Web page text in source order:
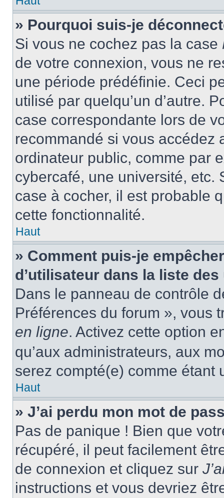
» Pourquoi suis-je
Si vous ne cochez pas la case
de votre connexion, vous ne
une période prédéfinie. Ceci
utilisé par quelqu’un d’autre.
case correspondante lors de
recommandé si vous accédez
ordinateur public, comme par
cybercafé, une université, etc.
case à cocher, il est probable
cette fonctionnalité.
Haut
» Comment puis-je
d’utilisateur dans la liste
Dans le panneau de contrôle
Préférences du forum », vous
en ligne. Activez cette option
qu’aux administrateurs, aux
serez compté(e) comme étant
Haut
» J’ai perdu mon mot de
Pas de panique ! Bien que
récupéré, il peut facilement
de connexion et cliquez sur
instructions et vous devriez